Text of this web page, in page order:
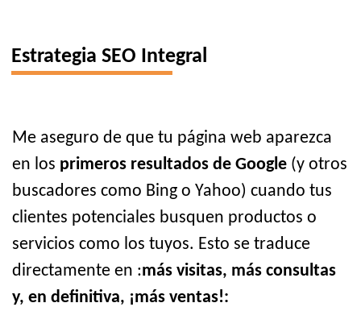
Estrategia SEO Integral
Me aseguro de que tu página web aparezca
en los primeros resultados de Google (y otros
buscadores como Bing o Yahoo) cuando tus
clientes potenciales busquen productos o
servicios como los tuyos. Esto se traduce
directamente en :más visitas, más consultas
y, en definitiva, ¡más ventas!: